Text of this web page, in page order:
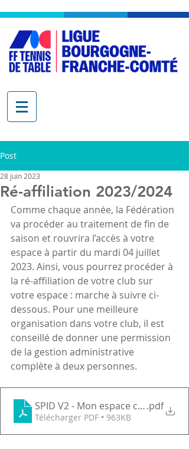
Post
Ré-affiliation 2023/2024
28 juin 2023
Comme chaque année, la Fédération
va procéder au traitement de fin de
saison et rouvrira l’accès à votre
espace à partir du mardi 04 juillet
2023. Ainsi, vous pourrez procéder à
la ré-affiliation de votre club sur
votre espace : marche à suivre ci-
dessous. Pour une meilleure
organisation dans votre club, il est
conseillé de donner une permission
de la gestion administrative
complète à deux personnes.
SPID V2 - Mon espace club - Ré-
.pdf
Télécharger PDF • 963KB